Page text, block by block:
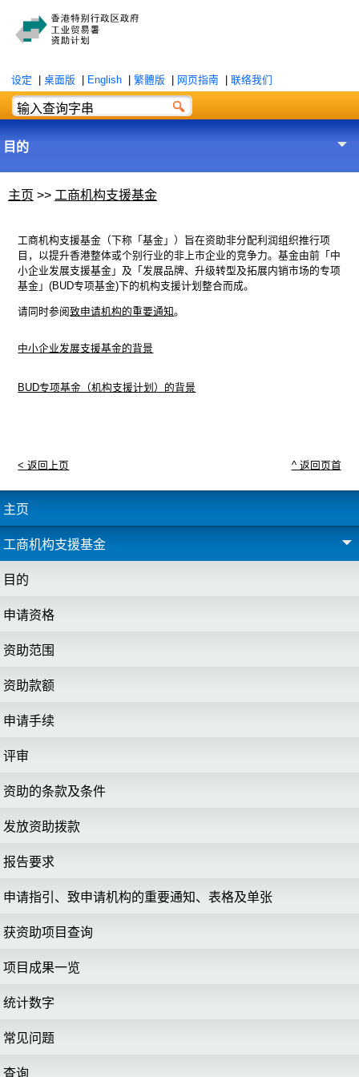
设定 桌面版 English 繁體版 网页指南 联络我们
目的
主页 >> 工商机构支援基金
工商机构支援基金（下称「基金」）旨在资助非分配利润组织推行项
目，以提升香港整体或个别行业的非上市企业的竞争力。基金由前「中
小企业发展支援基金」及「发展品牌、升级转型及拓展内销市场的专项
基金」(BUD专项基金)下的机构支援计划整合而成。
请同时参阅致申请机构的重要通知。
中小企业发展支援基金的背景
BUD专项基金（机构支援计划）的背景
< 返回上页 ^ 返回页首
主页
工商机构支援基金
目的
申请资格
资助范围
资助款额
申请手续
评审
资助的条款及条件
发放资助拨款
报告要求
申请指引、致申请机构的重要通知、表格及单张
获资助项目查询
项目成果一览
统计数字
常见问题
查询